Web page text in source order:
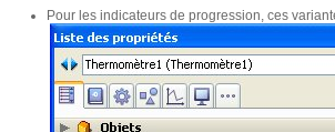
Pour les indicateurs de progression, ces